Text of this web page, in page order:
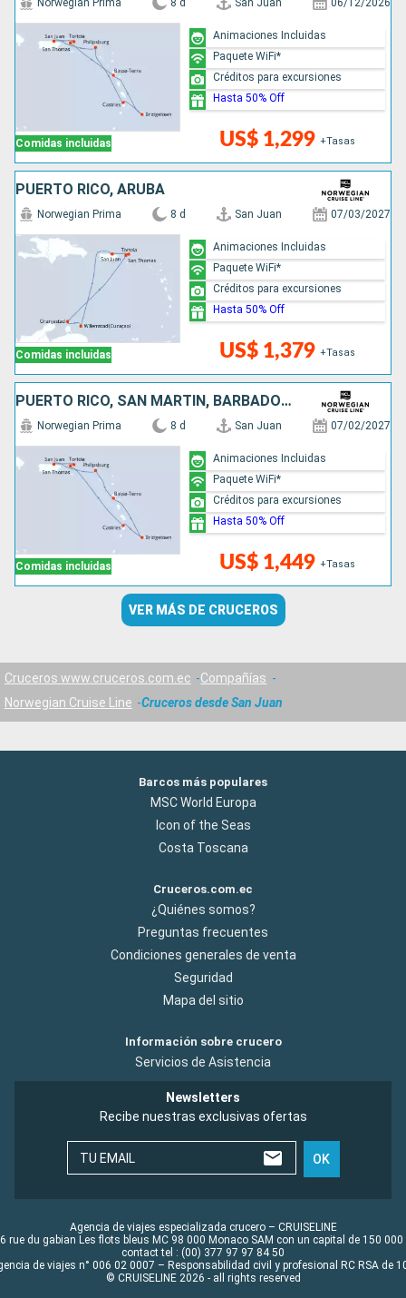
Comidas incluidas
Norwegian Prima 8 d San Juan 06/12/2026
US$ 1,299 +Tasas
Animaciones Incluidas
Paquete WiFi*
Créditos para excursiones
Hasta 50% Off
PUERTO RICO, ARUBA
Comidas incluidas
Norwegian Prima 8 d San Juan 07/03/2027
US$ 1,379 +Tasas
Animaciones Incluidas
Paquete WiFi*
Créditos para excursiones
Hasta 50% Off
PUERTO RICO, SAN MARTÍN, BARBADOS, SANTA LUCIA
Comidas incluidas
Norwegian Prima 8 d San Juan 07/02/2027
US$ 1,449 +Tasas
Animaciones Incluidas
Paquete WiFi*
Créditos para excursiones
Hasta 50% Off
VER MÁS DE CRUCEROS
Cruceros www.cruceros.com.ec
Compañías
Norwegian Cruise Line
Cruceros desde San Juan
Barcos más populares
MSC World Europa
Icon of the Seas
Costa Toscana
Cruceros.com.ec
¿Quiénes somos?
Preguntas frecuentes
Condiciones generales de venta
Seguridad
Mapa del sitio
Información sobre crucero
Servicios de Asistencia
Newsletters
Recibe nuestras exclusivas ofertas
TU EMAIL OK
Agencia de viajes especializada crucero – CRUISELINE
rue du gabian Les flots bleus MC 98 000 Monaco SAM con un capital de 150 000
contact tel : (00) 377 97 97 84 50
de viajes n° 006 02 0007 – Responsabilidad civil y profesional RC RSA de
© CRUISELINE 2026 - all rights reserved